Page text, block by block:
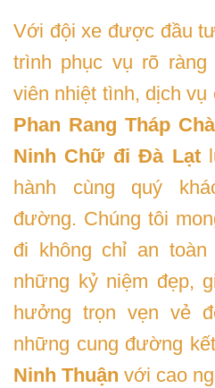
Với đội xe được đầu
trình phục vụ rõ ràng
viên nhiệt tình, dịch vụ
Phan Rang Tháp
Ninh Chữ đi Đà Lạt
hành cùng quý
đường. Chúng tôi
đi không chỉ an
những kỷ niệm đẹp,
hưởng trọn vẹn vẻ
những cung đường
Ninh Thuận với cao